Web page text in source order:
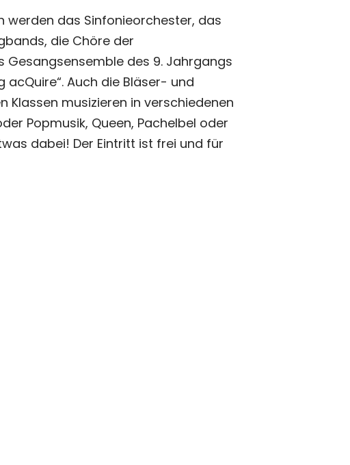
werden das Sinfonieorchester, das
die Chöre der
des 9. Jahrgangs
acQuire“. Auch die Bläser- und
Klassen musizieren in verschiedenen
Popmusik, Queen, Pachelbel oder
dabei! Der Eintritt ist frei und für